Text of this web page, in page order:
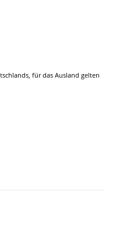
für das Ausland gelten